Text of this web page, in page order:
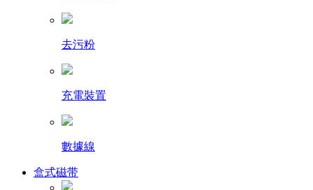
去污粉
充電裝置
數據線
盒式磁带